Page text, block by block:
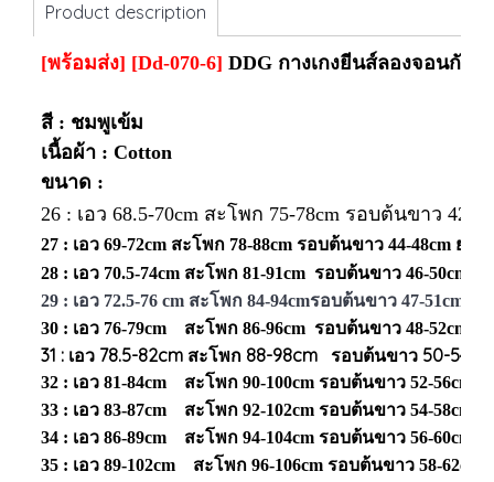
Product description
[พร้อมส่ง] [Dd-070-6] DDG กางเกงยีนส์ลองจอนกัน
สี : ชมพูเข้ม
เนื้อผ้า : Cotton
ขนาด :
26 : เอว 68.5-70cm สะโพก 75-78cm รอบต้นขาว 42-
27 : เอว 69-72cm สะโพก 78-88cm รอบต้นขาว 44-48cm ยาว
28 : เอว 70.5-74cm สะโพก 81-91cm รอบต้นขาว 46-50cm ย
29 : เอว 72.5-76 cm สะโพก 84-94cmรอบต้นขาว 47-51cm ยา
30 : เอว 76-79cm สะโพก 86-96cm รอบต้นขาว 48-52cm ยา
31 : เอว 78.5-82cm สะโพก 88-98cm รอบต้นขาว 50-
32 : เอว 81-84cm สะโพก 90-100cm รอบต้นขาว 52-56cm ย
33 : เอว 83-87cm สะโพก 92-102cm รอบต้นขาว 54-58cm ย
34 : เอว 86-89cm สะโพก 94-104cm รอบต้นขาว 56-60cm ย
35 : เอว 89-102cm สะโพก 96-106cm รอบต้นขาว 58-62cm